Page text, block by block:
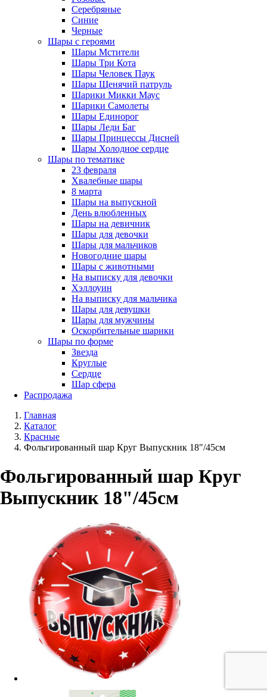
Серебряные
Синие
Черные
Шары с героями
Шары Мстители
Шары Три Кота
Шары Человек Паук
Шары Щенячий патруль
Шарики Микки Маус
Шарики Самолеты
Шары Единорог
Шары Леди Баг
Шары Принцессы Дисней
Шары Холодное сердце
Шары по тематике
23 февраля
Хвалебные шары
8 марта
Шары на выпускной
День влюбленных
Шары на девичник
Шары для девочки
Шары для мальчиков
Новогодние шары
Шары с животными
На выписку для девочки
Хэллоуин
На выписку для мальчика
Шары для девушки
Шары для мужчины
Оскорбительные шарики
Шары по форме
Звезда
Круглые
Сердце
Шар сфера
Распродажа
Главная
Каталог
Красные
Фольгированный шар Круг Выпускник 18"/45см
Фольгированный шар Круг
Выпускник 18"/45см